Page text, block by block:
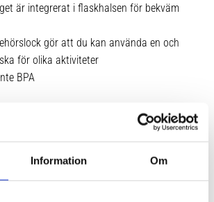
Information Om
är integrerat i flaskhalsen för bekväm
gör att du kan använda en och
för olika aktiviteter
BPA